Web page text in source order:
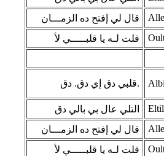
قال لي إفتح ده الزمـــان
قلت لـه يا قلبـــــي لأ
قلبي دق إي دق. دق.
التلي عال بي بالي دق
قال لي إفتح ده الزمـــان
قلت لـه يا قلبـــــي لأ